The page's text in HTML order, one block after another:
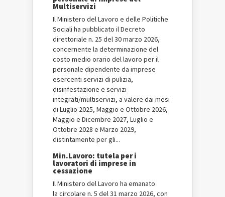
Multiservizi
Il Ministero del Lavoro e delle Politiche
Sociali ha pubblicato il Decreto
direttoriale n. 25 del 30 marzo 2026,
concernente la determinazione del
costo medio orario del lavoro per il
personale dipendente da imprese
esercenti servizi di pulizia,
disinfestazione e servizi
integrati/multiservizi, a valere dai mesi
di Luglio 2025, Maggio e Ottobre 2026,
Maggio e Dicembre 2027, Luglio e
Ottobre 2028 e Marzo 2029,
distintamente per gli...
Min.Lavoro: tutela per i
lavoratori di imprese in
cessazione
Il Ministero del Lavoro ha emanato
la circolare n. 5 del 31 marzo 2026, con